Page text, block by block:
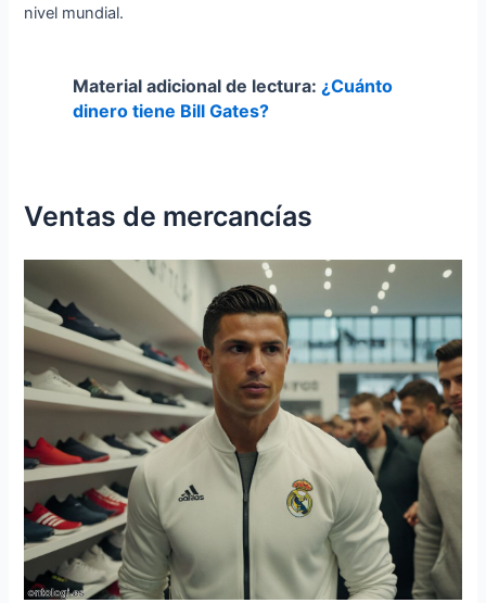
nivel mundial.
Material adicional de lectura: ¿Cuánto
dinero tiene Bill Gates?
Ventas de mercancías